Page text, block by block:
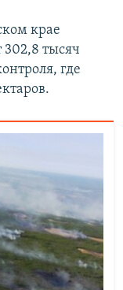
крае
302,8 тысяч
где